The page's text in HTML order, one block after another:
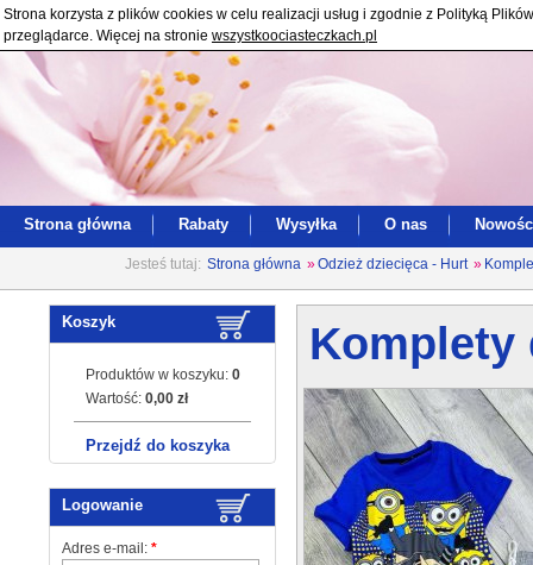
Strona korzysta z plików cookies w celu realizacji usług i zgodnie z Polityką
przeglądarce. Więcej na stronie wszystkoociasteczkach.pl
Strona główna Rabaty Wysyłka O nas
Jesteś tutaj: Strona główna »Odzież dziecięca - Hurt »
Koszyk
Produktów w koszyku: 0
Wartość: 0,00 zł
Przejdź do koszyka
Logowanie
Adres e-mail: *
Komplety